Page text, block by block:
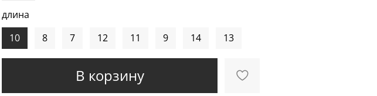
В корзину
длина
10
8 7 12 11 9 14 13